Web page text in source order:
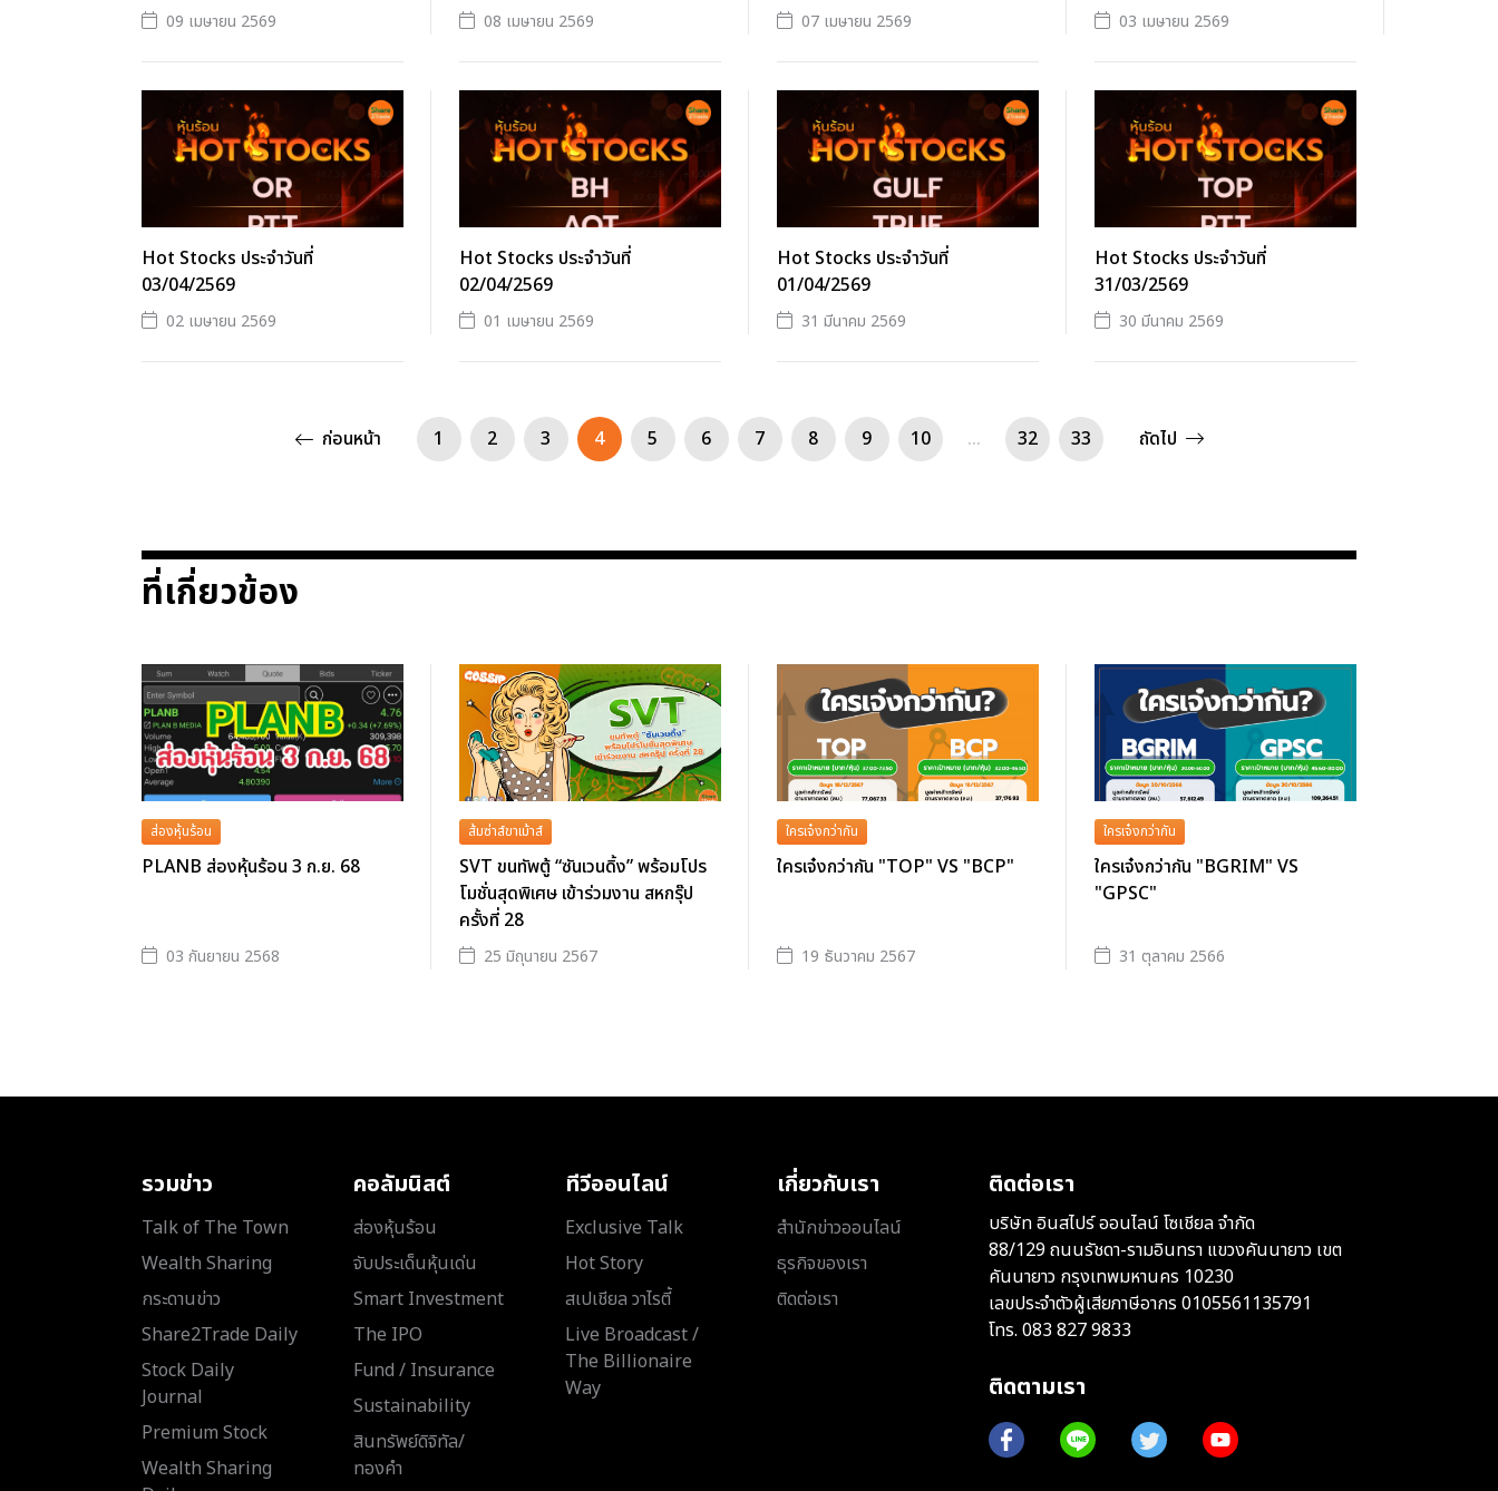
09 เมษายน 2569 08 เมษายน 2569 07 เมษายน 2569 03 เมษายน 2569
Hot Stocks ประจำวันที่
03/04/2569
02 เมษายน 2569
Hot Stocks ประจำวันที่
02/04/2569
01 เมษายน 2569
Hot Stocks ประจำวันที่
01/04/2569
31 มีนาคม 2569
Hot Stocks ประจำวันที่
31/03/2569
30 มีนาคม 2569
ก่อนหน้า 1 2 3 4 5 6 7 8 9 10 ... 32 33 ถัดไป
ที่เกี่ยวข้อง
ส่องหุ้นร้อน
PLANB ส่องหุ้นร้อน 3 ก.ย. 68
03 กันยายน 2568
ส้มซ่าส์ขาเม้าส์
SVT ขนทัพตู้ “ซันเวนดิ้ง” พร้อมโปร
โมชั่นสุดพิเศษ เข้าร่วมงาน สหกรุ๊ป
ครั้งที่ 28
25 มิถุนายน 2567
ใครเจ๋งกว่ากัน
ใครเจ๋งกว่ากัน "TOP" VS "BCP"
19 ธันวาคม 2567
ใครเจ๋งกว่ากัน
ใครเจ๋งกว่ากัน "BGRIM" VS
"GPSC"
31 ตุลาคม 2566
รวมข่าว
Talk of The Town
Wealth Sharing
กระดานข่าว
Share2Trade Daily
Stock Daily
Journal
Premium Stock
Wealth Sharing
คอลัมนิสต์
ส่องหุ้นร้อน
จับประเด็นหุ้นเด่น
Smart Investment
The IPO
Fund / Insurance
Sustainability
สินทรัพย์ดิจิทัล/
ทองคำ
ทีวีออนไลน์
Exclusive Talk
Hot Story
สเปเชียล วาไรตี้
Live Broadcast /
The Billionaire
Way
เกี่ยวกับเรา
สำนักข่าวออนไลน์
ธุรกิจของเรา
ติดต่อเรา
ติดต่อเรา
บริษัท อินสไปร์ ออนไลน์ โซเชียล จำกัด
88/129 ถนนรัชดา-รามอินทรา แขวงคันนายาว เขต
คันนายาว กรุงเทพมหานคร 10230
เลขประจำตัวผู้เสียภาษีอากร 0105561135791
โทร. 083 827 9833
ติดตามเรา